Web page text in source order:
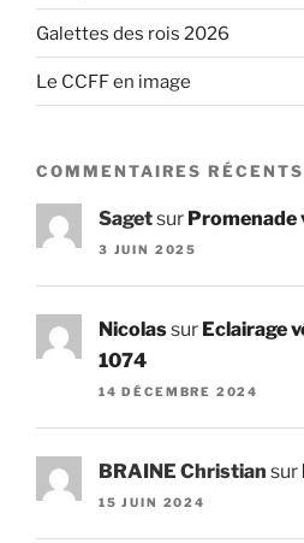
Galettes des rois 2026
Le CCFF en image
COMMENTAIRES RÉCENTS
Sagetsur Promenade
3 JUIN 2025
Nicolassur Eclairage
1074
14 DÉCEMBRE 2024
BRAINE Christian sur
15 JUIN 2024